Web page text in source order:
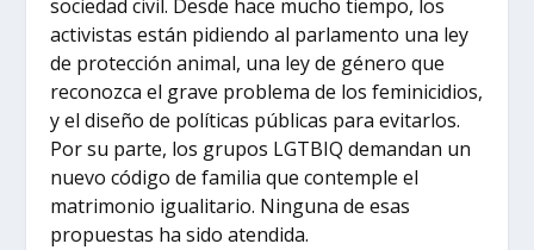
sociedad civil. Desde hace mucho tiempo, los
activistas están pidiendo al parlamento una ley
de protección animal, una ley de género que
reconozca el grave problema de los feminicidios,
y el diseño de políticas públicas para evitarlos.
Por su parte, los grupos LGTBIQ demandan un
nuevo código de familia que contemple el
matrimonio igualitario. Ninguna de esas
propuestas ha sido atendida.